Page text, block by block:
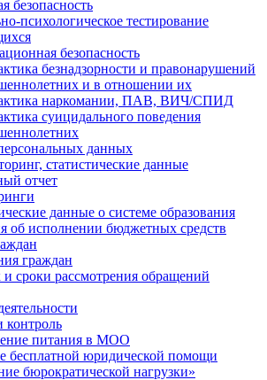
безопасность
психологическое тестирование
безопасность
безнадзорности и правонарушений
и в отношении их
наркомании, ПАВ, ВИЧ/СПИД
суицидального поведения
данных
статистические данные
отчет
данные о системе образования
об исполнении бюджетных средств
граждан
сроки рассмотрения обращений
контроль
питания в МОО
бесплатной юридической помощи
бюрократической нагрузки»